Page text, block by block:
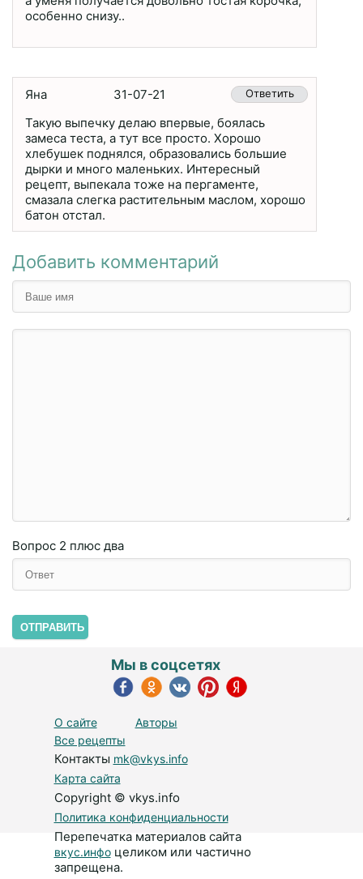
особенно снизу..
Яна 31-07-21 Ответить
Такую выпечку делаю впервые, боялась
замеса теста, а тут все просто. Хорошо
хлебушек поднялся, образовались большие
дырки и много маленьких. Интересный
рецепт, выпекала тоже на пергаменте,
смазала слегка растительным маслом, хорошо
батон отстал.
Добавить комментарий
Вопрос 2 плюc двa
ОТПРАВИТЬ
О сайте
Авторы
Все рецепты
Контакты mk@vkys.info
Карта сайта
Copyright © vkys.info
Политика конфиденциальности
Перепечатка материалов сайта
вкус.инфоцеликом или частично
запрещена.
Мы в соцсетях